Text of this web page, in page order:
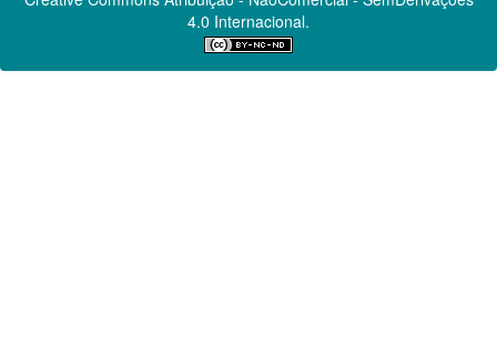
4.0 Internacional.